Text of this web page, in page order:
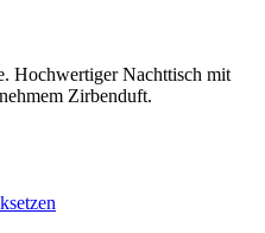
Hochwertiger Nachttisch mit
Zirbenduft.